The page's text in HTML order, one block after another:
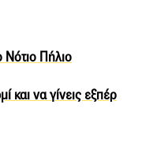
Νότιο Πήλιο
και να γίνεις εξπέρ